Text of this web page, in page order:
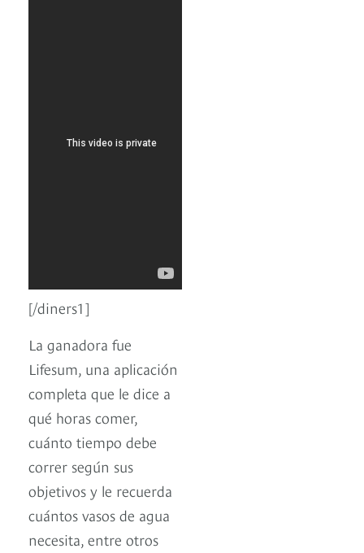
[/diners1]
La ganadora fue
Lifesum, una aplicación
completa que le dice a
qué horas comer,
cuánto tiempo debe
correr según sus
objetivos y le recuerda
cuántos vasos de agua
necesita, entre otros